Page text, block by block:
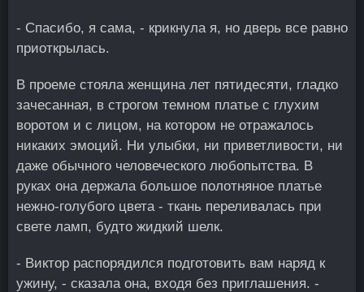
- Спасибо, я сама, - крикнула я, но дверь все равно
приоткрылась.
В проеме стояла женщина лет пятидесяти, гладко
зачесанная, в строгом темном платье с глухим
воротом и с лицом, на котором не отражалось
никаких эмоций. Ни улыбки, ни приветливости, ни
даже обычного человеческого любопытства. В
руках она держала большое полотняное платье
нежно-голубого цвета - ткань переливалась при
свете ламп, будто жидкий шелк.
- Виктор распорядился подготовить вам наряд к
ужину, - сказала она, входя без приглашения. -